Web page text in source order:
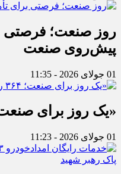
روز صنعت؛ فرصتی
پیش‌روی صنعت
01 جولای 2026 - 11:35
«یک روز برای صنعت؛ ۳۶۴ روز برای
01 جولای 2026 - 11:23